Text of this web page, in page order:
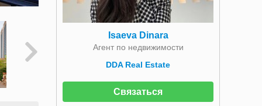
Isaeva Dinara
Агент по недвижимости
DDA Real Estate
Связаться